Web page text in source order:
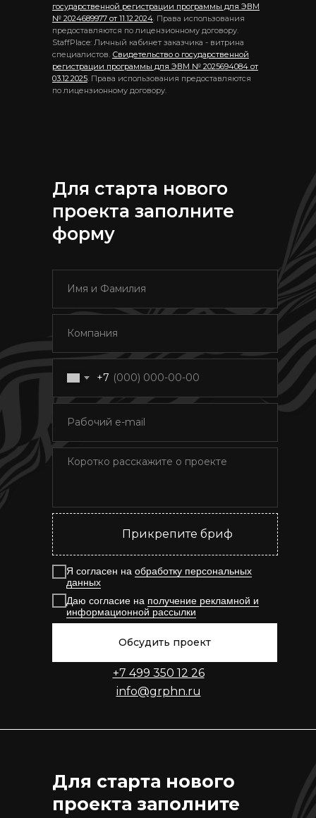
государственной регистрации программы для ЭВМ
№ 2024689977 от 11.12.2024 . Права использования
предоставляются по лицензионному договору.
StaffPlace: Личный кабинет заказчика - витрина
специалистов. Свидетельство о государственной
регистрации программы для ЭВМ № 2025694084 от
03.12.2025 . Права использования предоставляются
по лицензионному договору.
info@grphn.ru
+7 499 350 12 26
+7
Прикрепите бриф
Я согласен на обработку персональных
данных
Даю согласие на получение рекламной и
информационной рассылки
Обсудить проект
Для старта нового
проекта заполните
форму
Для старта нового
проекта заполните